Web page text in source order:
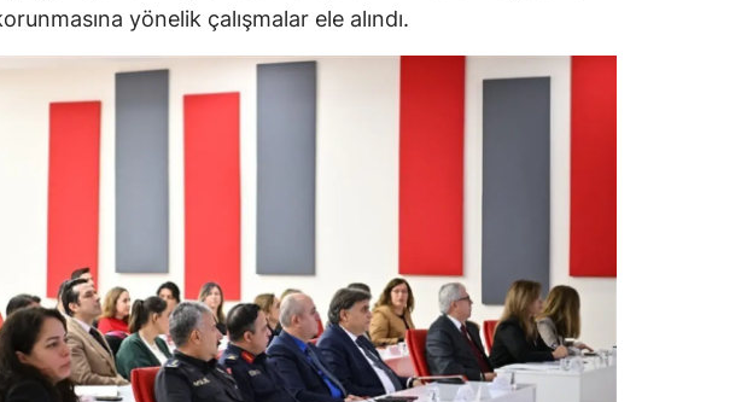
İzmir
Kars
Kastamonu
Kırşehir
Kocaeli
Konya
yönelik çalışmalar ele alındı.